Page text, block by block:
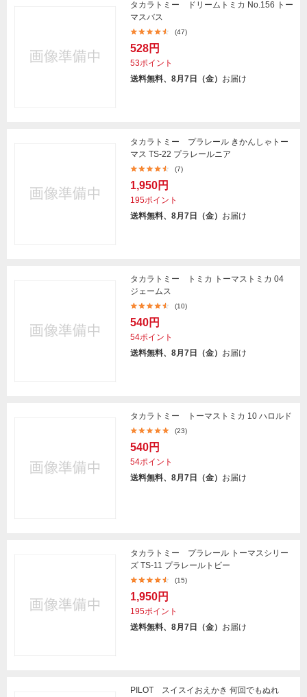
タカラトミー ドリームトミカ No.156 トー
マスバス
(47)
528円
53ポイント
送料無料、8月7日（金） お届け
タカラトミー プラレール きかんしゃトー
マス TS-22 プラレールニア
(7)
1,950円
195ポイント
送料無料、8月7日（金） お届け
タカラトミー トミカ トーマストミカ 04
ジェームス
(10)
540円
54ポイント
送料無料、8月7日（金） お届け
タカラトミー トーマストミカ 10 ハロルド
(23)
540円
54ポイント
送料無料、8月7日（金） お届け
タカラトミー プラレール トーマスシリー
ズ TS-11 プラレールトビー
(15)
1,950円
195ポイント
送料無料、8月7日（金） お届け
PILOT スイスイおえかき 何回でもぬれ